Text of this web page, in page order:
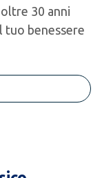
30 anni
tuo benessere